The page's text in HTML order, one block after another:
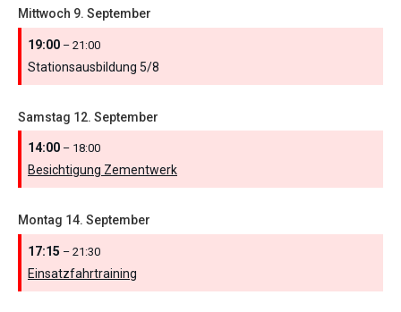
Mittwoch 9. September
19:00 – 21:00
Stationsausbildung 5/8
Samstag 12. September
14:00 – 18:00
Besichtigung Zementwerk
Montag 14. September
17:15 – 21:30
Einsatzfahrtraining